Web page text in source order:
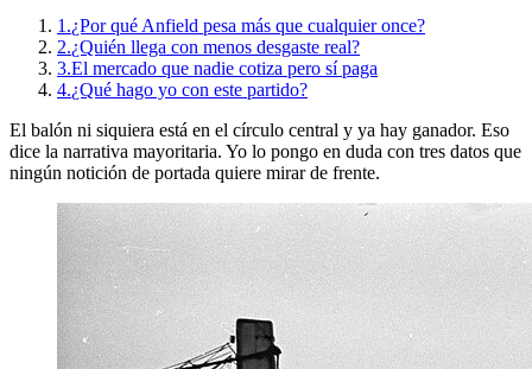
1.¿Por qué Anfield pesa más que cualquier once?
2.¿Quién llega con menos desgaste real?
3.El mercado que nadie cotiza pero sí paga
4.¿Qué hago yo con este partido?
El balón ni siquiera está en el círculo central y ya hay ganador. Eso
dice la narrativa mayoritaria. Yo lo pongo en duda con tres datos que
ningún notición de portada quiere mirar de frente.